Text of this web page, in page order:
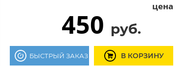
цена
450 руб.
БЫСТРЫЙ ЗАКАЗ В КОРЗИНУ